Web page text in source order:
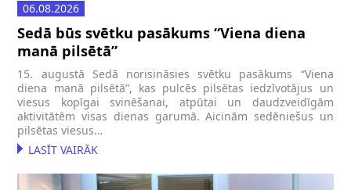
06.08.2026
Sedā būs svētku pasākums “Viena diena
manā pilsētā”
15. augustā Sedā norisināsies svētku pasākums “Viena
diena manā pilsētā”, kas pulcēs pilsētas iedzīvotājus un
viesus kopīgai svinēšanai, atpūtai un daudzveidīgām
aktivitātēm visas dienas garumā. Aicinām sedēniešus un
pilsētas viesus…
LASĪT VAIRĀK